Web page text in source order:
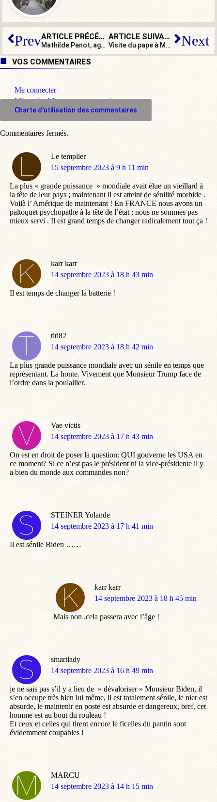
Prev ARTICLE PRÉCÉDENT
Mathilde Panot, agent assumé du « French bashing »
ARTICLE SUIVANT
Visite du pape à Marseille : E. Macron assistera à la messe au stade Vélodrome Next
VOS COMMENTAIRES
Me connecter
M'inscrire à l'espace commentaire
Charte d'utilisation des commentaires
Le templier
dit
15 septembre 2023 à 9 h 11 min
La plus « grande puissance » mondiale avait élue un vieillard à
la tête de leur pays ; maintenant il est atteint de sénilité morbide .
Voilà l’ Amérique de maintenant ! En FRANCE nous avons un
paltoquet psychopathe à la tête de l’état ; nous ne sommes pas
mieux servi . Il est grand temps de changer radicalement tout ça !
karr karr
dit
14 septembre 2023 à 18 h 43 min
Il est temps de changer la batterie !
titi82
dit
14 septembre 2023 à 18 h 42 min
La plus grande puissance mondiale avec un sénile en temps que
représentant. La honte. Vivement que Monsieur Trump face de
l’ordre dans la poulailler.
Vae victis
dit
14 septembre 2023 à 17 h 43 min
On est en droit de poser la question: QUI gouverne les USA en
ce moment? Si ce n’est pas le président ni la vice-présidente il y
a bien du monde aux commandes non?
STEINER Yolande
dit
14 septembre 2023 à 17 h 41 min
Il est sénile Biden ……
karr karr
dit
14 septembre 2023 à 18 h 45 min
Mais non ,cela passera avec l’âge !
smartlady
dit
14 septembre 2023 à 16 h 49 min
je ne sais pas s’il y a lieu de » dévaloriser » Monsieur Biden, il
s’en occupe très bien lui même, il est totalement sénile, le nier est
absurde, le maintenir en poste est absurde et dangereux, bref, cet
homme est au bout du rouleau !
Et ceux et celles qui tirent encore le ficelles du pantin sont
évidemment coupables !
MARCU
dit
14 septembre 2023 à 14 h 15 min
Commentaires fermés.